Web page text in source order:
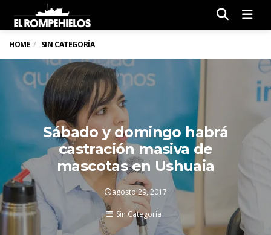
HOME SIN CATEGORÍA
Sábado y domingo habrá
castración masiva de
mascotas en Ushuaia
agosto 29, 2017
Sin Categoría